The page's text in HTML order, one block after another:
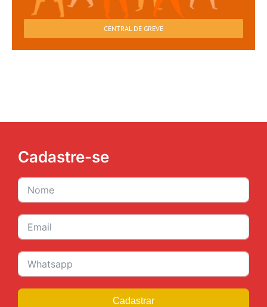
CENTRAL DE GREVE
Cadastre-se
Cadastrar